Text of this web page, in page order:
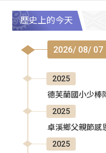
歷史上的今天
2026/ 08/ 07
2025
德芙蘭國小少棒
2025
卓溪鄉父親節感
2025